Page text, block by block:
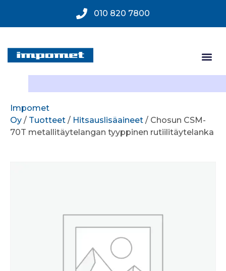
010 820 7800
Impomet
Oy / Tuotteet / Hitsauslisäaineet / Chosun CSM-
70T metallitäytelangan tyyppinen rutiilitäytelanka